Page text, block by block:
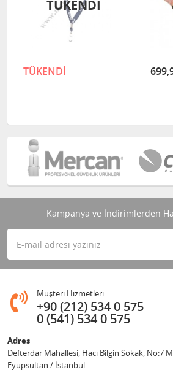
TÜKENDİ
TÜKENDI
Kampanya ve İndirimlerden
Müşteri Hizmetleri
+90 (212) 534 0 575
0 (541) 534 0 575
Adres
Defterdar Mahallesi, Hacı Bilgin Sokak, No:7
Eyüpsultan / İstanbul